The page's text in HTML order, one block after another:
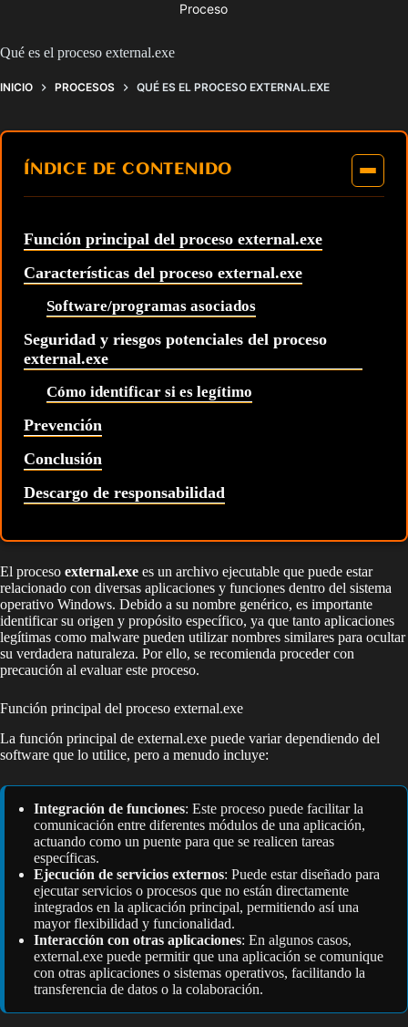
Proceso
Qué es el proceso external.exe
INICIO PROCESOS QUÉ ES EL PROCESO EXTERNAL.EXE
ÍNDICE DE CONTENIDO
Función principal del proceso external.exe
Características del proceso external.exe
Software/programas asociados
Seguridad y riesgos potenciales del proceso
external.exe
Cómo identificar si es legítimo
Prevención
Conclusión
Descargo de responsabilidad
El proceso external.exe es un archivo ejecutable que puede estar
relacionado con diversas aplicaciones y funciones dentro del sistema
operativo Windows. Debido a su nombre genérico, es importante
identificar su origen y propósito específico, ya que tanto aplicaciones
legítimas como malware pueden utilizar nombres similares para ocultar
su verdadera naturaleza. Por ello, se recomienda proceder con
precaución al evaluar este proceso.
Función principal del proceso external.exe
La función principal de external.exe puede variar dependiendo del
software que lo utilice, pero a menudo incluye:
Integración de funciones: Este proceso puede facilitar la
comunicación entre diferentes módulos de una aplicación,
actuando como un puente para que se realicen tareas
específicas.
Ejecución de servicios externos: Puede estar diseñado para
ejecutar servicios o procesos que no están directamente
integrados en la aplicación principal, permitiendo así una
mayor flexibilidad y funcionalidad.
Interacción con otras aplicaciones: En algunos casos,
external.exe puede permitir que una aplicación se comunique
con otras aplicaciones o sistemas operativos, facilitando la
transferencia de datos o la colaboración.